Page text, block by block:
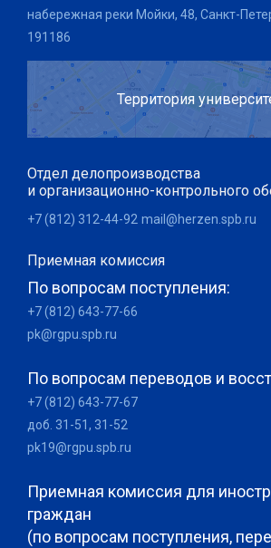
набережная реки Мойки, 48, Санкт-
191186
Территория
Отдел делопроизводства
и организационно-контрольного
+7 (812) 312-44-92 mail@herzen.spb.ru
Приемная комиссия
По вопросам поступления:
+7 (812) 643-77-66
pk@rgpu.spb.ru
По вопросам переводов и
+7 (812) 643-77-67
доб. 31-51, 31-52
pk19@rgpu.spb.ru
Приемная комиссия для
граждан
(по вопросам поступления,